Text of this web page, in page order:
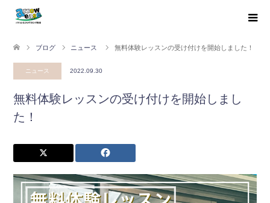
ブログ ニュース 無料体験レッスンの受け付けを開始しました！
ニュース 2022.09.30
無料体験レッスンの受け付けを開始しまし
た！